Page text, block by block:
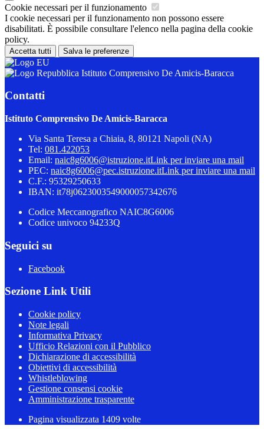
Cookie necessari per il funzionamento
I cookie necessari per il funzionamento non possono essere
disabilitati. È possibile consultare l'elenco nella pagina della cookie
policy.
Accetta tutti Salva le preferenze
Istituto Comprensivo De Amicis-Baracca
Contatti
Istituto Comprensivo De Amicis-Baracca
Via Santa Teresa a Chiaia, 8, 80121 Napoli (NA)
Tel: 081.422053
Email: naic8g6006@istruzione.itLink per inviare una mail
PEC: naic8g6006@pec.istruzione.itLink per inviare una mail
C.F.: 95329250633
IBAN: it78j0623003549000057342676
Codice Meccanografico NAIC8G6006
Codice univoco 94233Q
Seguici su
Facebook
Sezione Link Utili
Cookie policy
Note legali
Informativa Privacy
Ufficio Relazioni con il Pubblico
Dichiarazione di accessibilità
Obiettivi di accessibilità
Whistleblowing
Gestione consensi cookie
Amministrazione trasparente
Pagina visualizzata 1409 volte